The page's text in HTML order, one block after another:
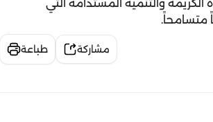
والتنمية المستدامة التي
متسامحاً.
مشاركة طباعة